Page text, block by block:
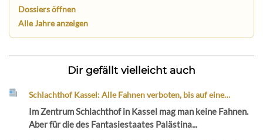
Dossiers öffnen
Alle Jahre anzeigen
Dir gefällt vielleicht auch
Schlachthof Kassel: Alle Fahnen verboten, bis auf eine…
Im Zentrum Schlachthof in Kassel mag man keine Fahnen.
Aber für die des Fantasiestaates Palästina...